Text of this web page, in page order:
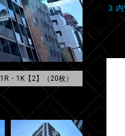
1R・1K【2】（20枚）
３.